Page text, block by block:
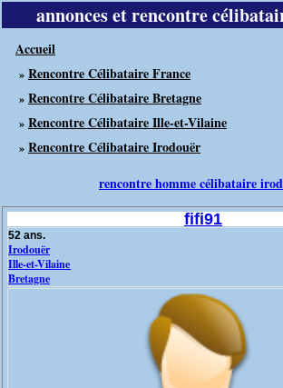
annonces et rencontre
Accueil
» Rencontre Célibataire France
» Rencontre Célibataire Bretagne
» Rencontre Célibataire Ille-et-Vilaine
» Rencontre Célibataire Irodouër
rencontre homme célibataire
fifi91
52 ans.
Irodouër
Ille-et-Vilaine
Bretagne